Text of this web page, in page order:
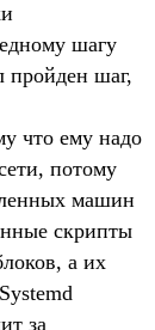
шагу
пройден шаг,
что ему надо
потому
машин
скрипты
а их
за